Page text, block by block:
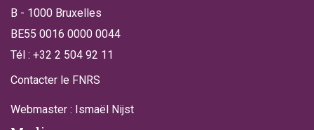
B - 1000 Bruxelles
BE55 0016 0000 0044
Tél : +32 2 504 92 11
Contacter le FNRS
Webmaster : Ismaël Nijst